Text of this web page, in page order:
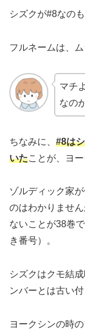
シズクが#8なの
フルネームは、
マチ
なの
ちなみに、 #8は
いたことが、ヨ
ゾルディック家
のはわかりませ
ないことが38巻
き番号）。
シズクはクモ結
ンバーとは古い
ヨークシンの時